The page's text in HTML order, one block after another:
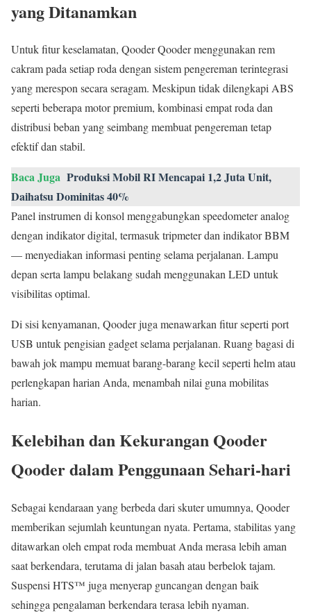
yang Ditanamkan
Untuk fitur keselamatan, Qooder Qooder menggunakan rem
cakram pada setiap roda dengan sistem pengereman terintegrasi
yang merespon secara seragam. Meskipun tidak dilengkapi ABS
seperti beberapa motor premium, kombinasi empat roda dan
distribusi beban yang seimbang membuat pengereman tetap
efektif dan stabil.
Baca Juga Produksi Mobil RI Mencapai 1,2 Juta Unit,
Daihatsu Dominitas 40%
Panel instrumen di konsol menggabungkan speedometer analog
dengan indikator digital, termasuk tripmeter dan indikator BBM
— menyediakan informasi penting selama perjalanan. Lampu
depan serta lampu belakang sudah menggunakan LED untuk
visibilitas optimal.
Di sisi kenyamanan, Qooder juga menawarkan fitur seperti port
USB untuk pengisian gadget selama perjalanan. Ruang bagasi di
bawah jok mampu memuat barang-barang kecil seperti helm atau
perlengkapan harian Anda, menambah nilai guna mobilitas
harian.
Kelebihan dan Kekurangan Qooder
Qooder dalam Penggunaan Sehari-hari
Sebagai kendaraan yang berbeda dari skuter umumnya, Qooder
memberikan sejumlah keuntungan nyata. Pertama, stabilitas yang
ditawarkan oleh empat roda membuat Anda merasa lebih aman
saat berkendara, terutama di jalan basah atau berbelok tajam.
Suspensi HTS™ juga menyerap guncangan dengan baik
sehingga pengalaman berkendara terasa lebih nyaman.